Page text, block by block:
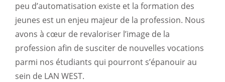
peu d’automatisation existe et la formation des
jeunes est un enjeu majeur de la profession. Nous
avons à cœur de revaloriser l’image de la
profession afin de susciter de nouvelles vocations
parmi nos étudiants qui pourront s’épanouir au
sein de LAN WEST.